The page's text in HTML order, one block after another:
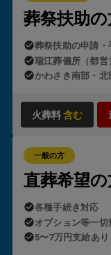
ただし、制度の適
・故人または喪
・故人の預貯金
・ご遺族の方の
のお葬式」では
ケ
も含め、すべて代行
葬祭扶助の
葬祭扶助の申請・
瑞江葬儀所（都営
かわさき南部・北
火葬料含む
一般の方
直葬希望の
各種手続き対応
オプション等一切
5〜7万円支給あり